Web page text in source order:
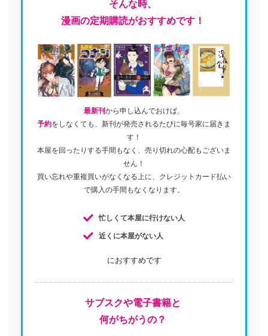
そんな時、
漫画の定期購読がおすすめです！
最新刊 から申し込んでおけば、
予約をしなくても、新刊が発売されるたびに毎号家に届きま
す！
本屋を回ったりする手間もなく、売り切れの心配もございま
せん！
買い忘れや重複買いがなくなる上に、クレジットカード払い
で購入の手間もなくなります。
忙しくて本屋に行けない人
近くに本屋がない人
におすすめです
サブスクや電子書籍と
何がちがうの？